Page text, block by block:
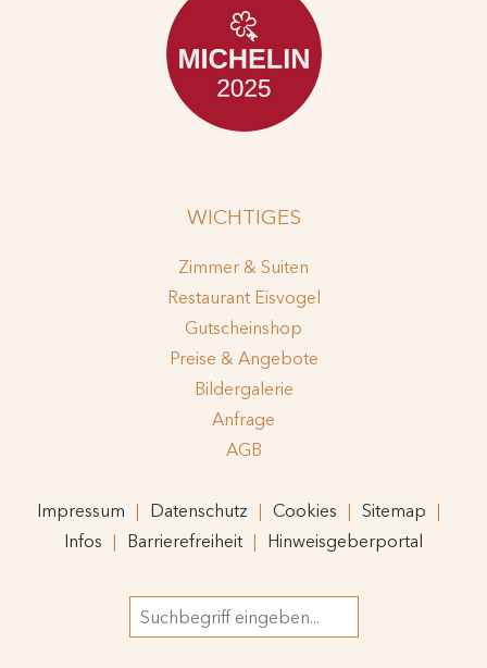
WICHTIGES
Zimmer & Suiten
Restaurant Eisvogel
Gutscheinshop
Preise & Angebote
Bildergalerie
Anfrage
AGB
Impressum Datenschutz Cookies
Sitemap
Infos
Barrierefreiheit Hinweisgeberportal
Suchbegriff